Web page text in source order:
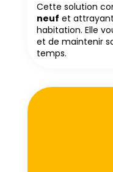
Cette solution
neuf et
habitation. Elle
et de maintenir
temps.